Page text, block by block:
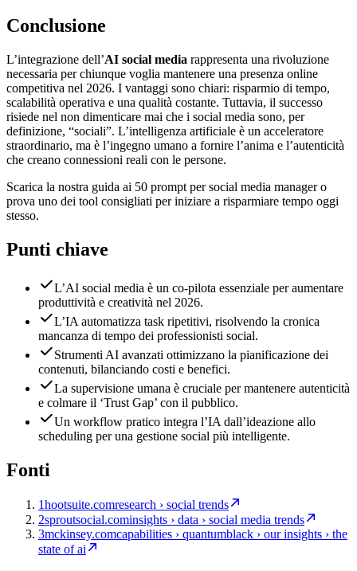
Conclusione
L’integrazione dell’AI social media rappresenta una rivoluzione
necessaria per chiunque voglia mantenere una presenza online
competitiva nel 2026. I vantaggi sono chiari: risparmio di tempo,
scalabilità operativa e una qualità costante. Tuttavia, il successo
risiede nel non dimenticare mai che i social media sono, per
definizione, “sociali”. L’intelligenza artificiale è un acceleratore
straordinario, ma è l’ingegno umano a fornire l’anima e l’autenticità
che creano connessioni reali con le persone.
Scarica la nostra guida ai 50 prompt per social media manager o
prova uno dei tool consigliati per iniziare a risparmiare tempo oggi
stesso.
Punti chiave
L’AI social media è un co-pilota essenziale per aumentare
produttività e creatività nel 2026.
L’IA automatizza task ripetitivi, risolvendo la cronica
mancanza di tempo dei professionisti social.
Strumenti AI avanzati ottimizzano la pianificazione dei
contenuti, bilanciando costi e benefici.
La supervisione umana è cruciale per mantenere autenticità
e colmare il ‘Trust Gap’ con il pubblico.
Un workflow pratico integra l’IA dall’ideazione allo
scheduling per una gestione social più intelligente.
Fonti
1hootsuite.comresearch › social trends
2sproutsocial.cominsights › data › social media trends
3mckinsey.comcapabilities › quantumblack › our insights › the
state of ai